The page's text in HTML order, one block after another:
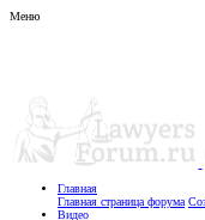
Меню
Главная
Главная страница форума
Видео